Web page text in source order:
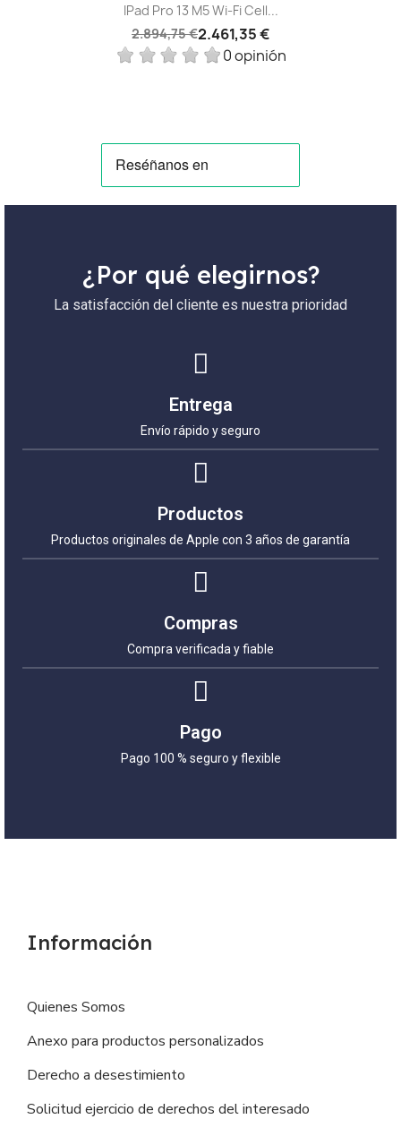
IPad Pro 13 M5 Wi‑Fi Cell...
2.894,75 €2.461,35 €
0 opinión
¿Por qué elegirnos?
La satisfacción del cliente es nuestra prioridad
Entrega
Envío rápido y seguro
Productos
Productos originales de Apple con 3 años de garantía
Compras
Compra verificada y fiable
Pago
Pago 100 % seguro y flexible
Información
Quienes Somos
Anexo para productos personalizados
Derecho a desestimiento
Solicitud ejercicio de derechos del interesado